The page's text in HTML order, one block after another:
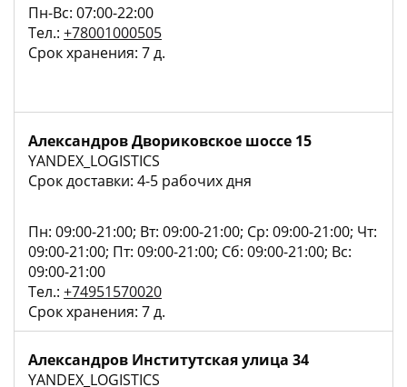
Пн-Вс: 07:00-22:00
Тел.: +78001000505
Срок хранения: 7 д.
Александров Двориковское шоссе 15
YANDEX_LOGISTICS
Срок доставки: 4-5 рабочих дня
Пн: 09:00-21:00; Вт: 09:00-21:00; Ср: 09:00-21:00; Чт:
09:00-21:00; Пт: 09:00-21:00; Сб: 09:00-21:00; Вс:
09:00-21:00
Тел.: +74951570020
Срок хранения: 7 д.
Александров Институтская улица 34
YANDEX_LOGISTICS